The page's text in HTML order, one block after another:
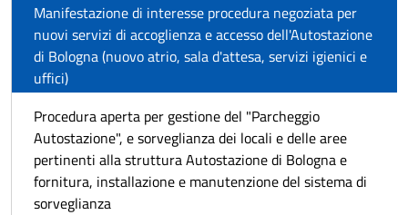
Manifestazione di interesse procedura negoziata per
nuovi servizi di accoglienza e accesso dell'Autostazione
di Bologna (nuovo atrio, sala d'attesa, servizi igienici e
uffici)
Procedura aperta per gestione del "Parcheggio
Autostazione", e sorveglianza dei locali e delle aree
pertinenti alla struttura Autostazione di Bologna e
fornitura, installazione e manutenzione del sistema di
sorveglianza